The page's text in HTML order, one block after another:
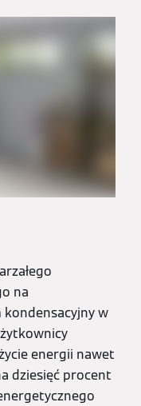
na
w
energii nawet
dziesięć procent